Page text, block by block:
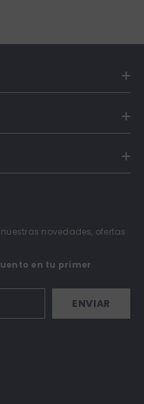
novedades, ofertas
en tu primer
ENVIAR